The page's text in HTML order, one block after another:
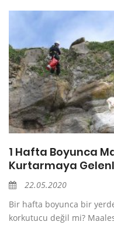
1 Hafta Boyunca
Kurtarmaya
22.05.2020
Bir hafta boyunca bir
korkutucu değil mi?